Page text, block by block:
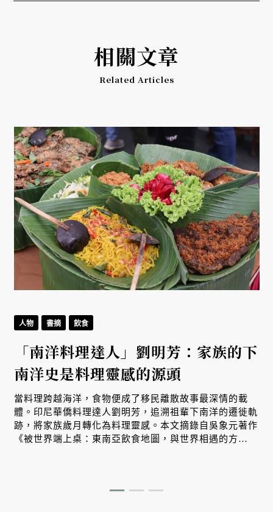
相關文章
Related Articles
人物 書摘 飲食
「南洋料理達人」劉明芳：家族的下
南洋史是料理靈感的源頭
當料理跨越海洋，食物便成了移民離散故事最深情的載
體。印尼華僑料理達人劉明芳，追溯祖輩下南洋的遷徙軌
跡，將家族歲月轉化為料理靈感。本文摘錄自吳象元著作
《被世界端上桌：東南亞飲食地圖，與世界相遇的方